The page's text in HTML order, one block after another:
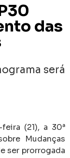
das
será
(21), a 30ª
Mudanças
ser prorrogada